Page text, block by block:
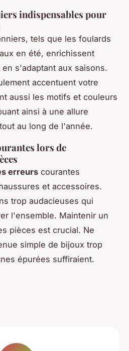
indispensables pour
tels que les foulards
en été, enrichissent
s'adaptant aux saisons.
accentuent votre
aussi les motifs et couleurs
ainsi à une allure
au long de l'année.
lors de
erreurs courantes
et accessoires.
trop audacieuses qui
l'ensemble. Maintenir un
pièces est crucial. Ne
simple de bijoux trop
épurées suffiraient.